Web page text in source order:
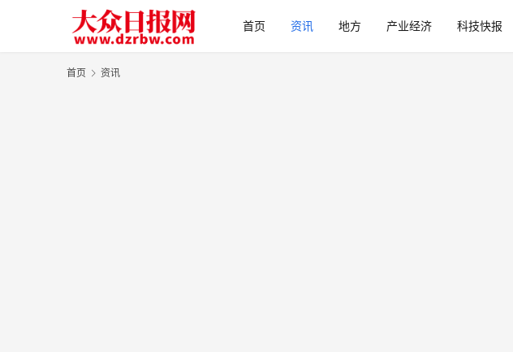
首页 资讯 地方 产业经济 科技快报
首页 资讯